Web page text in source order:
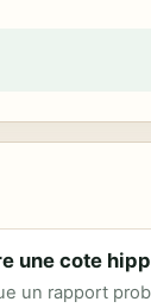
une cote
un rapport